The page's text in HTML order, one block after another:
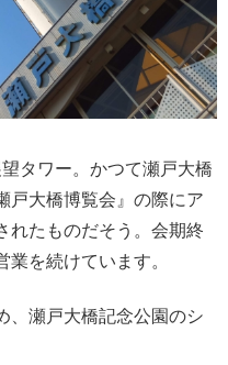
タワー。かつて瀬戸大橋
戸大橋博覧会』の際にア
れたものだそう。会期終
を続けています。
、瀬戸大橋記念公園のシ